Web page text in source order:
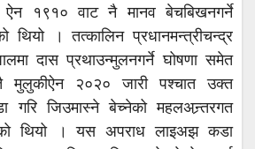
१९१० वाट नै मानव बेचबिखनगर्ने
थियो । तत्कालिन प्रधानमन्त्रीचन्द्र
दास प्रथाउन्मुलनगर्ने घोषणा समेत
मुलुकीऐन २०२० जारी पश्चात उक्त
जिउमास्ने बेच्नेको महलअन्र्तरगत
थियो । यस अपराध लाइअझ कडा